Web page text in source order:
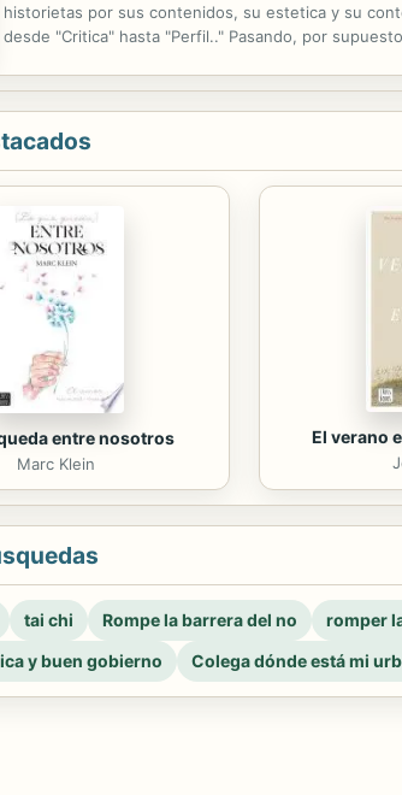
historietas por sus contenidos, su estetica y su
desde "Critica" hasta "Perfil.." Pasando, por
entre nosotros
Marc Klein
El verano
tai chi Rompe la barrera del no
romper
y buen gobierno
Colega dónde está mi